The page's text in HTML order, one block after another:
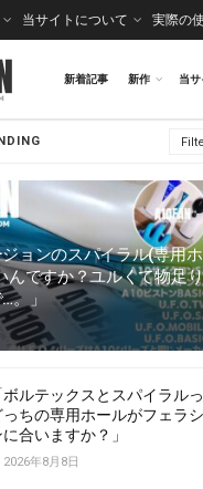
ョンのスパイラル(専用ホ
んですか？ユルくて物足り
。」
ボルテックスとスパイラル
っちの専用ホールがフェラ
に合いますか？」
2026年8月8日
当サイトについて 実際の
新着記事 新作 当